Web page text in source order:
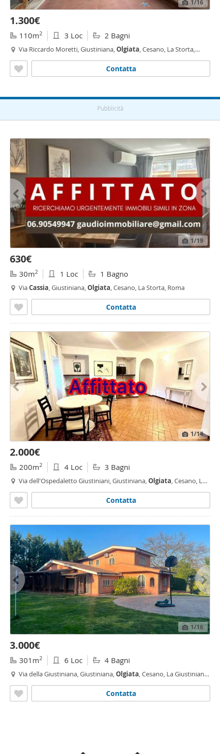
1 /16
1.300€
110m2 3 Loc 2 Bagni
Via Riccardo Moretti, Giustiniana,Olgiata, Cesano, La Storta,
Contatta
Pubblicità
1/19
630€
30m2 1 Loc 1 Bagno
ViaCassia, Giustiniana,Olgiata, Cesano, La Storta, Roma
Contatta
1/14
2.000€
200m2 4 Loc 3 Bagni
Via dell'Ospedaletto Giustiniani, Giustiniana,Olgiata, Cesano, La
Contatta
1/16
3.000€
301m2 6 Loc 4 Bagni
Via della Giustiniana, Giustiniana,Olgiata, Cesano, La Giustiniana,
Contatta